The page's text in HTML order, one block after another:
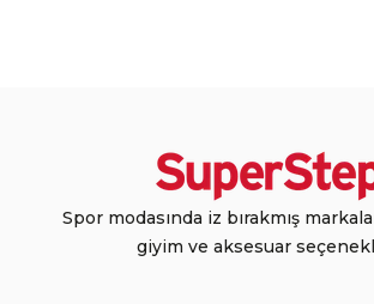
Spor modasında iz bırakmış
giyim ve aksesuar